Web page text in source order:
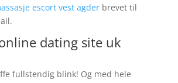
escort vest agderbrevet til
dating site uk
fullstendig blink! Og med hele